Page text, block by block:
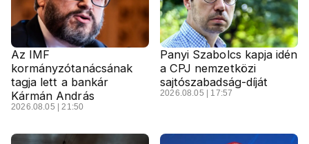
Az IMF
kormányzótanácsának
tagja lett a bankár
Kármán András
2026.08.05 | 21:50
Panyi Szabolcs kapja idén
a CPJ nemzetközi
sajtószabadság-díját
2026.08.05 | 17:57